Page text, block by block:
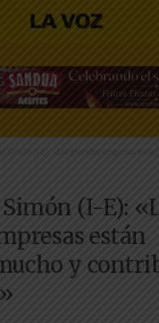
Simón (I-E): «Las grandes empresas
(I-E):
están
y